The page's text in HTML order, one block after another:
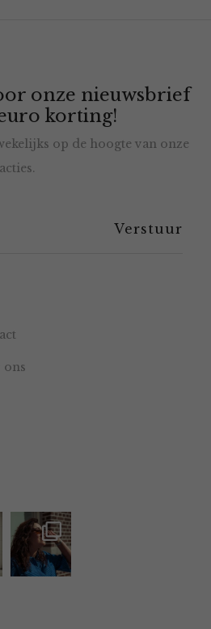
onze nieuwsbrief
korting!
op de hoogte van onze
ons